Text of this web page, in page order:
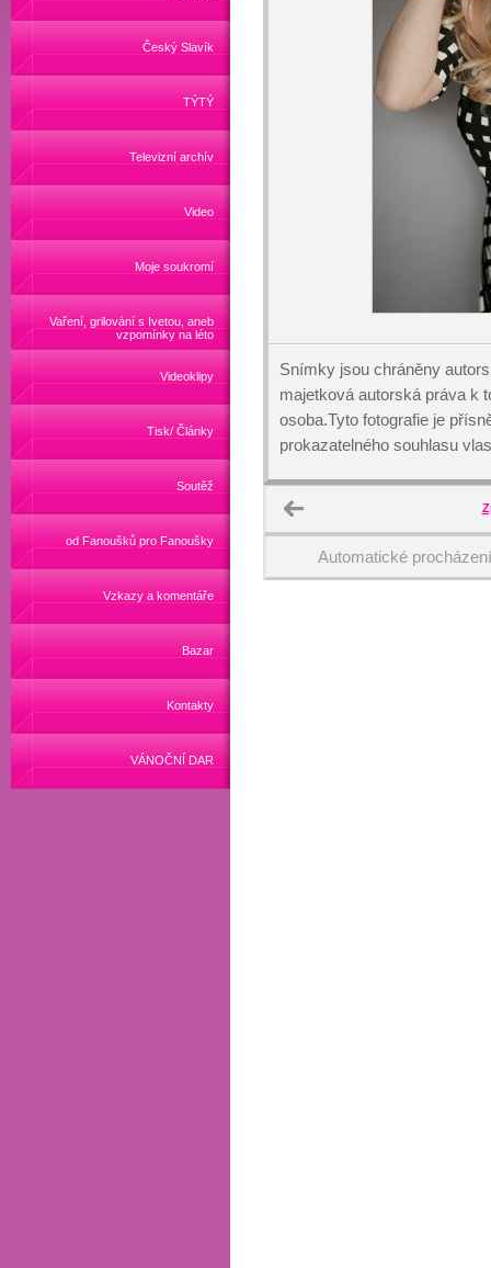
Český Slavík
TÝTÝ
Televizní archív
Video
Moje soukromí
Vaření, grilování s Ivetou, aneb
vzpomínky na léto
Videoklipy
Tisk/ Články
Soutěž
od Fanoušků pro Fanoušky
Vzkazy a komentáře
Bazar
Kontakty
VÁNOČNÍ DAR
Snímky jsou chráněny
majetková autorská práva k
osoba.Tyto fotografie je
prokazatelného souhlasu
Automatické